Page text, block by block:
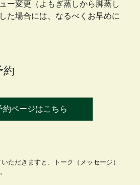
ー変更（よもぎ蒸しから脚蒸し
た場合には、なるべくお早めに
約
約ページはこちら
ただきますと、トーク（メッセージ）